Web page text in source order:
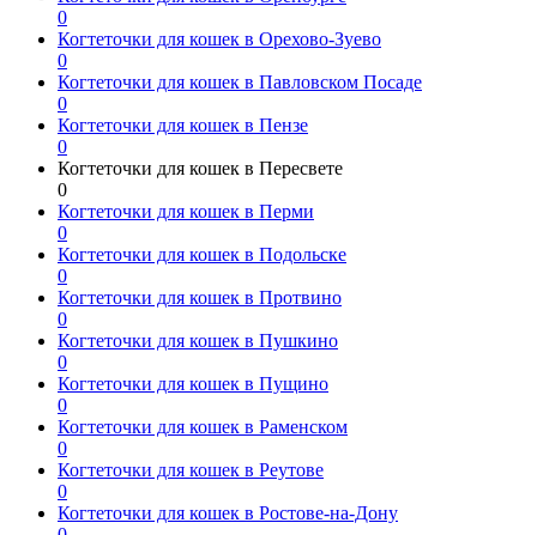
0
Когтеточки для кошек в Орехово-Зуево
0
Когтеточки для кошек в Павловском Посаде
0
Когтеточки для кошек в Пензе
0
Когтеточки для кошек в Пересвете
0
Когтеточки для кошек в Перми
0
Когтеточки для кошек в Подольске
0
Когтеточки для кошек в Протвино
0
Когтеточки для кошек в Пушкино
0
Когтеточки для кошек в Пущино
0
Когтеточки для кошек в Раменском
0
Когтеточки для кошек в Реутове
0
Когтеточки для кошек в Ростове-на-Дону